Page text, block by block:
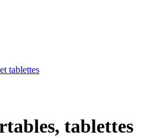
tablettes
tablettes